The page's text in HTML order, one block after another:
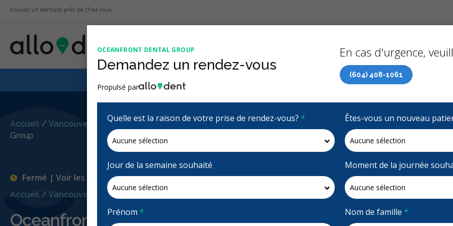
Le Régime canadien de soins dentaires (RCSD) maintenant accessible à tous
Accueil / Vancouver, BC / Oceanfront Dental
Group
Accueil / Vancouver, BC /
Oceanfront Dental Group
4.9 étoiles
(377)
Fermé | Voir les heures d'ouvertures
OCEANFRONT DENTAL GROUP
Demandez un rendez-vous
Propulsé par
En cas d'urgence,
(604) 408-1061
Quelle est la raison de votre prise de rendez-vous? * Êtes-vous un nouveau
Jour de la semaine souhaité Moment de la journée
Prénom * Nom de famille *